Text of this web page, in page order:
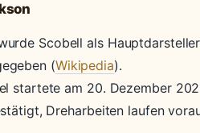
Scobell als
(Wikipedia).
startete am 20. Dezember
Dreharbeiten laufen